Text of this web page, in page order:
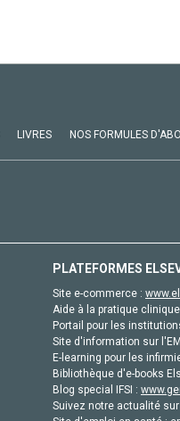
LIVRES NOS FORMULES
PLATEFORMES
Site e-commerce :
Aide à la pratique
Portail pour les
Site d'information sur
E-learning pour les
Bibliothèque d'e-books
Blog special IFSI :
Suivez notre actualité